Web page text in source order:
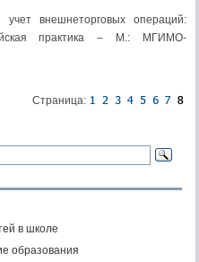
учет внешнеторговых операций:
практика – М.: МГИМО-
Страница:
в школе
образования